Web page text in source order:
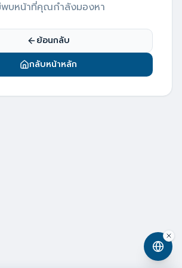
พบหน้าที่คุณกำลังมองหา
ย้อนกลับ
กลับหน้าหลัก